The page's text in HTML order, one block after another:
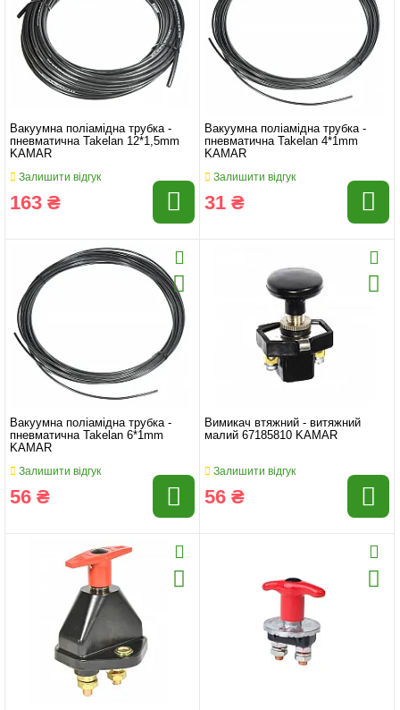
Вакуумна поліамідна трубка -
пневматична Takelan 12*1,5mm
KAMAR
Залишити відгук
163 ₴
Вакуумна поліамідна трубка -
пневматична Takelan 4*1mm
KAMAR
Залишити відгук
31 ₴
Вакуумна поліамідна трубка -
пневматична Takelan 6*1mm
KAMAR
Залишити відгук
56 ₴
Вимикач втяжний - витяжний
малий 67185810 KAMAR
Залишити відгук
56 ₴